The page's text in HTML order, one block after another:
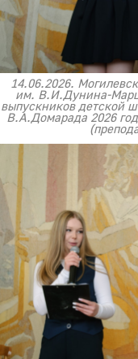
14.06.2026.
им. В.И.Дунина-
выпускников детской
В.А.Домарада 2026